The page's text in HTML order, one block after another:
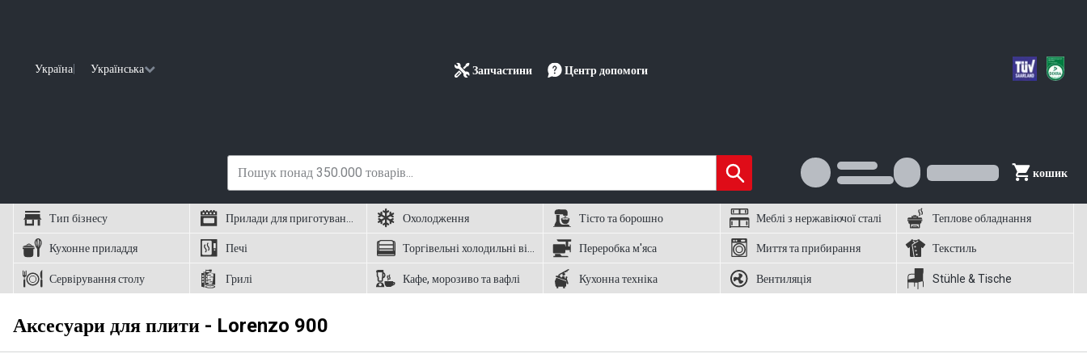
Україна Українська Запчастини Центр допомоги
кошик
Тип бізнесу Охолодження Тісто та борошно Меблі з нержавіючої сталі Теплове обладнання
Кухонне приладдя Печі Переробка м'яса Миття та прибирання Текстиль
Сервірування столу Грилі Кафе, морозиво та вафлі Кухонна техніка Вентиляція Stühle & Tische
Аксесуари для плити - Lorenzo 900